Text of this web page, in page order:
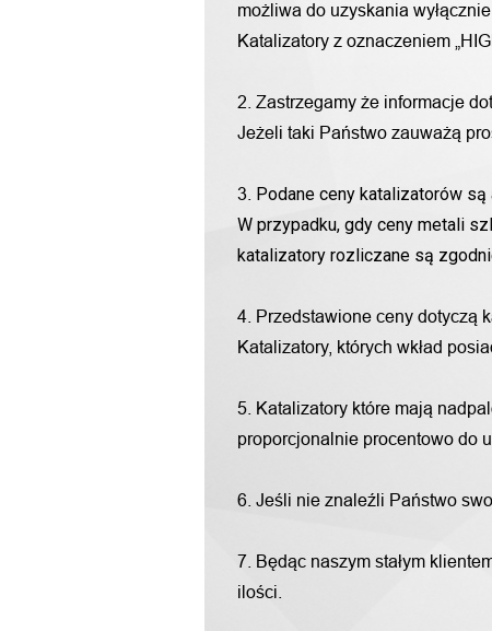
możliwa do uzyskania
Katalizatory z oznaczeniem
2. Zastrzegamy że informacje
Jeżeli taki Państwo zauważą
3. Podane ceny katalizatorów
W przypadku, gdy ceny metali
katalizatory rozliczane są
4. Przedstawione ceny dotyczą
Katalizatory, których wkład
5. Katalizatory które mają
proporcjonalnie procentowo do
6. Jeśli nie znaleźli Państwo
7. Będąc naszym stałym
ilości.